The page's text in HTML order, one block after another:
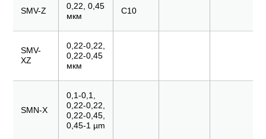
SMV-Z
0,22, 0,45
мкм
C10
SMV-
XZ
0,22-0,22,
0,22-0,45
мкм
SMN-X
0,1-0,1,
0,22-0,22,
0,22-0,45,
0,45-1 µm